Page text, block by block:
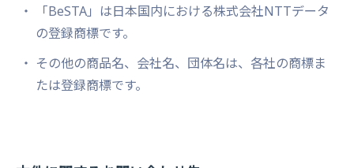
「BeSTA」は日本国内における株式会社NTTデータ
の登録商標です。
その他の商品名、会社名、団体名は、各社の商標ま
たは登録商標です。